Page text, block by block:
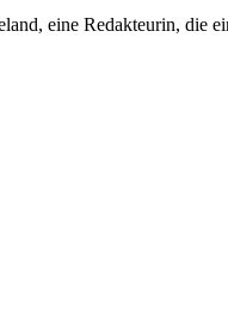
eine Redakteurin, die